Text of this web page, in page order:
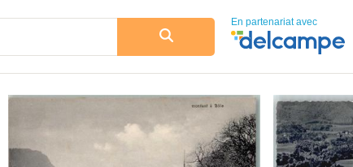
En partenariat avec